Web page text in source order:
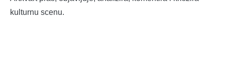
kulturnu scenu.